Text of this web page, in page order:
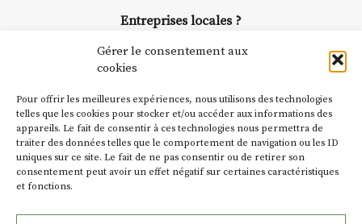
Gérer le consentement aux
cookies
Pour offrir les meilleures expériences, nous utilisons des technologies
telles que les cookies pour stocker et/ou accéder aux informations des
appareils. Le fait de consentir à ces technologies nous permettra de
traiter des données telles que le comportement de navigation ou les ID
uniques sur ce site. Le fait de ne pas consentir ou de retirer son
consentement peut avoir un effet négatif sur certaines caractéristiques
et fonctions.
caves, les granges d’Auzon. Le
Fumoir est l’un de ces espaces
d’autres activités culturelles de
la Petite Cité de Caractère. Par
exemple, l’installationCochon
Charbons’inscrit comme en
« off » du festival d’Auzon 2026
SA D’où vient le nom :Fumoir?
Entreprises locales ?
Suivez toute l'actu de Strada